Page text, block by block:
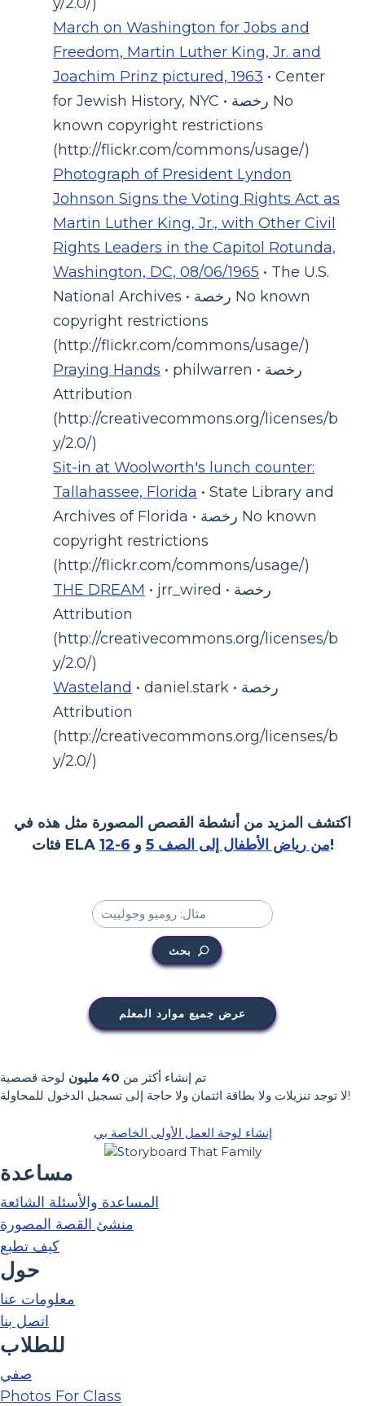
March on Washington for Jobs and
Freedom, Martin Luther King, Jr. and
Joachim Prinz pictured, 1963 • Center
for Jewish History, NYC • رخصة No
known copyright restrictions
(http://flickr.com/commons/usage/)
Photograph of President Lyndon
Johnson Signs the Voting Rights Act as
Martin Luther King, Jr., with Other Civil
Rights Leaders in the Capitol Rotunda,
Washington, DC, 08/06/1965 • The U.S.
National Archives • رخصة No known
copyright restrictions
(http://flickr.com/commons/usage/)
Praying Hands • philwarren • رخصة
Attribution
(http://creativecommons.org/licenses/b
y/2.0/)
Sit-in at Woolworth's lunch counter:
Tallahassee, Florida • State Library and
Archives of Florida • رخصة No known
copyright restrictions
(http://flickr.com/commons/usage/)
THE DREAM • jrr_wired • رخصة
Attribution
(http://creativecommons.org/licenses/b
y/2.0/)
Wasteland • daniel.stark • رخصة
Attribution
(http://creativecommons.org/licenses/b
y/2.0/)
اكتشف المزيد من أنشطة القصص المصورة مثل هذه في
فئات ELA
من رياض الأطفال إلى الصف 5 و 6-12 !
بحث
عرض جميع موارد المعلم
تم إنشاء أكثر من 40 مليون
لوحة قصصية
لا توجد تنزيلات ولا بطاقة ائتمان ولا حاجة إلى تسجيل الدخول للمحاولة!
إنشاء لوحة العمل الأولى الخاصة بي
مساعدة
المساعدة والأسئلة الشائعة
منشئ القصة المصورة
كيف تطبع
حول
معلومات عنا
اتصل بنا
للطلاب
صفي
Photos For Class